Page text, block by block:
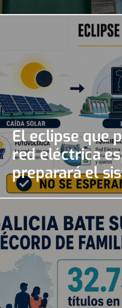
El eclipse que
red eléctrica
preparará el
apagón solar